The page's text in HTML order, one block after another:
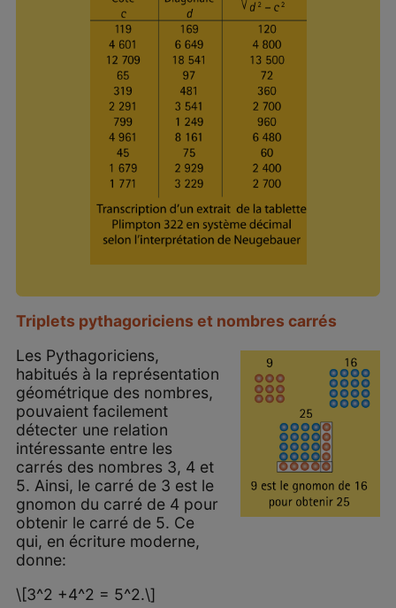
Triplets pythagoriciens et nombres carrés
Les Pythagoriciens,
habitués à la représentation
géométrique des nombres,
pouvaient facilement
détecter une relation
intéressante entre les
carrés des nombres 3, 4 et
5. Ainsi, le carré de 3 est le
gnomon du carré de 4 pour
obtenir le carré de 5. Ce
qui, en écriture moderne,
donne:
\[3^2 +4^2 = 5^2.\]